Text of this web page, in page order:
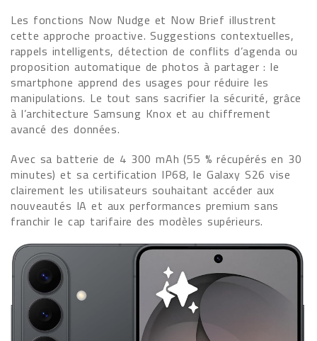
Les fonctions Now Nudge et Now Brief illustrent
cette approche proactive. Suggestions contextuelles,
rappels intelligents, détection de conflits d’agenda ou
proposition automatique de photos à partager : le
smartphone apprend des usages pour réduire les
manipulations. Le tout sans sacrifier la sécurité, grâce
à l’architecture Samsung Knox et au chiffrement
avancé des données.
Avec sa batterie de 4 300 mAh (55 % récupérés en 30
minutes) et sa certification IP68, le Galaxy S26 vise
clairement les utilisateurs souhaitant accéder aux
nouveautés IA et aux performances premium sans
franchir le cap tarifaire des modèles supérieurs.